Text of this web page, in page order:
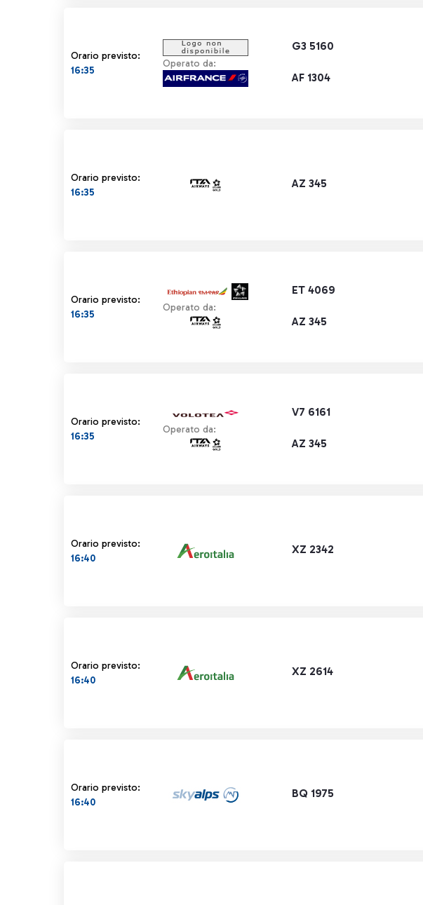
Orario previsto:
16:35
G3 5160
Operato da:
AF 1304
Orario previsto:
16:35
AZ 345
Orario previsto:
16:35
ET 4069
Operato da:
AZ 345
Orario previsto:
16:35
V7 6161
Operato da:
AZ 345
Orario previsto:
16:40
XZ 2342
Orario previsto:
16:40
XZ 2614
Orario previsto:
16:40
BQ 1975